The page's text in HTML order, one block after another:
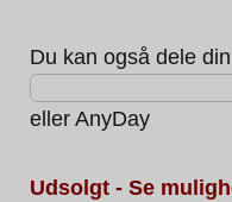
Du kan også dele
eller AnyDay
Udsolgt - Se